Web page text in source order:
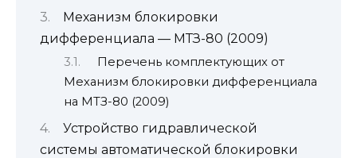
Механизм блокировки
дифференциала — МТЗ-80 (2009)
Перечень комплектующих от
Механизм блокировки дифференциала
на МТЗ-80 (2009)
Устройство гидравлической
системы автоматической блокировки